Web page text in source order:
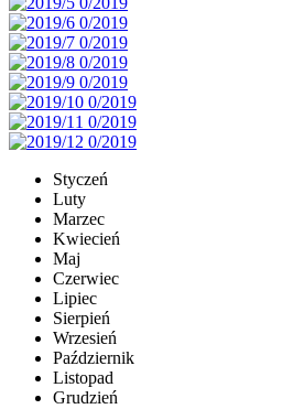
Styczeń
Luty
Marzec
Kwiecień
Maj
Czerwiec
Lipiec
Sierpień
Wrzesień
Październik
Listopad
Grudzień